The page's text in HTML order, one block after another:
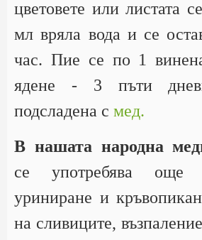
цветовете или листата
мл вряла вода и се
час. Пие се по 1
ядене - 3 пъти
подсладена с мед.
В нашата народна
се употребява още
уриниране и
на сливиците,